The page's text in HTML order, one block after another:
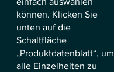
können. Klicken Sie
unten auf die
Schaltfläche
„Produktdatenblatt“, um
alle Einzelheiten zu